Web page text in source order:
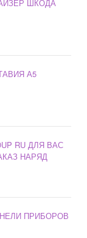
ШКОДА
А5
RU ДЛЯ ВАС
НАРЯД
ПРИБОРОВ